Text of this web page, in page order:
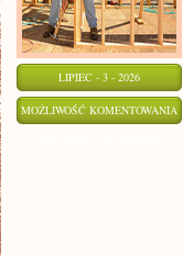
LIPIEC - 3 - 2026
MOŻLIWOŚĆ KOMENTOWANIA